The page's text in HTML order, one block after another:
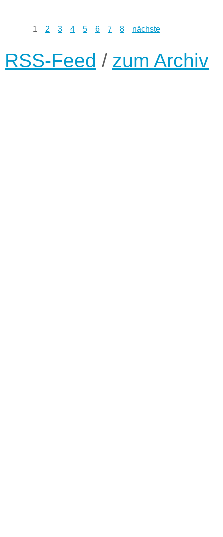
1 2 3 4 5 6 7 8 nächste
RSS-Feed / zum Archiv